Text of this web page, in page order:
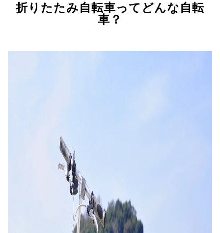
折りたたみ自転車ってどんな自転
車？